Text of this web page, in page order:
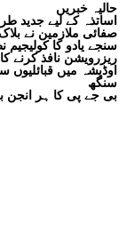
حالیہ خبریں
اساتذہ کے لیے جدید
صفائی ملازمین نے
سنجے یادو کا
ریزرویشن نافذ کرنے
سنگھ
بی جے پی کا ہر انجن